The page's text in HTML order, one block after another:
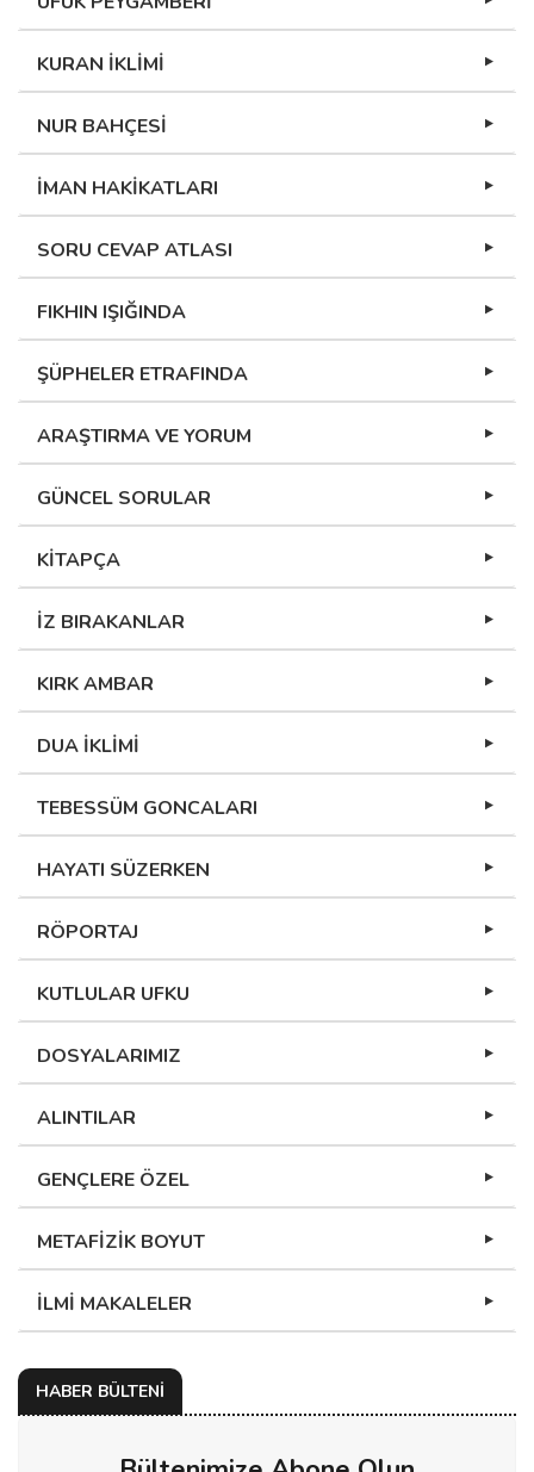
KURAN İKLİMİ
NUR BAHÇESİ
İMAN HAKİKATLARI
SORU CEVAP ATLASI
FIKHIN IŞIĞINDA
ŞÜPHELER ETRAFINDA
ARAŞTIRMA VE YORUM
GÜNCEL SORULAR
KİTAPÇA
İZ BIRAKANLAR
KIRK AMBAR
DUA İKLİMİ
TEBESSÜM GONCALARI
HAYATI SÜZERKEN
RÖPORTAJ
KUTLULAR UFKU
DOSYALARIMIZ
ALINTILAR
GENÇLERE ÖZEL
METAFİZİK BOYUT
İLMİ MAKALELER
HABER BÜLTENİ